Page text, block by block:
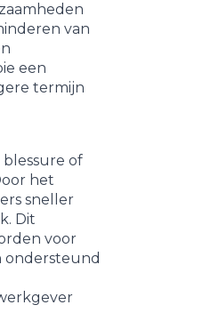
van
een
termijn
of
het
sneller
Dit
voor
ondersteund